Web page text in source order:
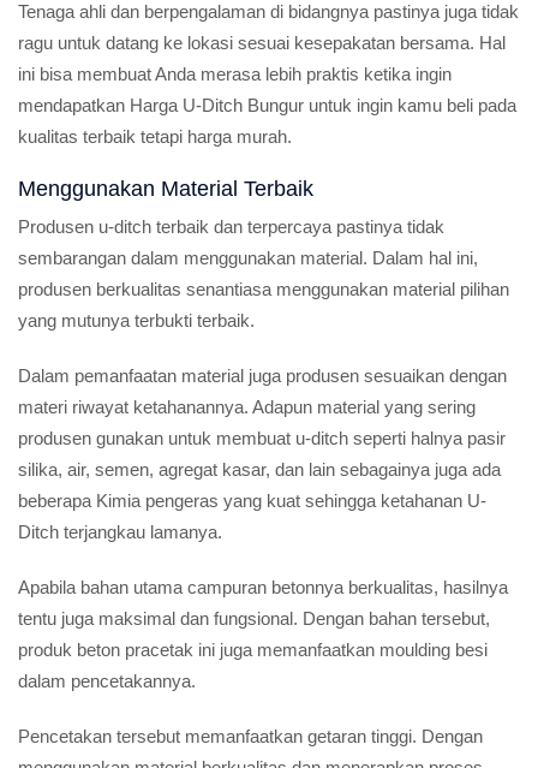
Tenaga ahli dan berpengalaman di bidangnya pastinya juga tidak
ragu untuk datang ke lokasi sesuai kesepakatan bersama. Hal
ini bisa membuat Anda merasa lebih praktis ketika ingin
mendapatkan Harga U-Ditch Bungur untuk ingin kamu beli pada
kualitas terbaik tetapi harga murah.
Menggunakan Material Terbaik
Produsen u-ditch terbaik dan terpercaya pastinya tidak
sembarangan dalam menggunakan material. Dalam hal ini,
produsen berkualitas senantiasa menggunakan material pilihan
yang mutunya terbukti terbaik.
Dalam pemanfaatan material juga produsen sesuaikan dengan
materi riwayat ketahanannya. Adapun material yang sering
produsen gunakan untuk membuat u-ditch seperti halnya pasir
silika, air, semen, agregat kasar, dan lain sebagainya juga ada
beberapa Kimia pengeras yang kuat sehingga ketahanan U-
Ditch terjangkau lamanya.
Apabila bahan utama campuran betonnya berkualitas, hasilnya
tentu juga maksimal dan fungsional. Dengan bahan tersebut,
produk beton pracetak ini juga memanfaatkan moulding besi
dalam pencetakannya.
Pencetakan tersebut memanfaatkan getaran tinggi. Dengan